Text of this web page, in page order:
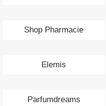
Shop Pharmacie
Elemis
Parfumdreams